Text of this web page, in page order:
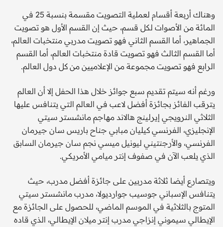
وهناك أربعة أقسام لعملية التصويت مقسمة بنسبة 25 في
المائة من الأصوات لكل قسم، حيث إن القسم الأول هو تصويت
الجماهير، أما القسم الثاني فهو تصويت مدربي منتخبات العالم،
أما القسم الثالث فهو تصويت قادة منتخبات العالم، أما القسم
الرابع فهو تصويت مجموعة من الإعلاميين من كل دول العالم.
ورغم أنه سيتم تقديم سبع جوائز خلال هذا الحفل إلا أن العالم
يترقب الفائز بجائزة أفضل لاعب في العالم التي يتنافس عليها
الثلاثي النرويجي إيرلينج هالاند مهاجم مانشستر سيتي
الإنجليزي، الفرنسي كيليان مبابي جناح باريس سان جيرمان
الفرنسي، والأرجنتيني ليونيل ميسي نجم سان جيرمان السابق
الذي يلعب الآن في صفوف إنتر ميامي الأمريكي.
ويتصارع أيضا ثلاثة مدربين على جائزة أفضل مدرب، حيث
يتنافس الإسباني جوسيب جوارديولا، مدرب مانشستر سيتي
المتوج بالثلاثية في الموسم الماضي، للحصول على الجائزة مع
الإيطالي سيموني إنزاجي مدرب إنتر ميلان الإيطالي، الذي قاده